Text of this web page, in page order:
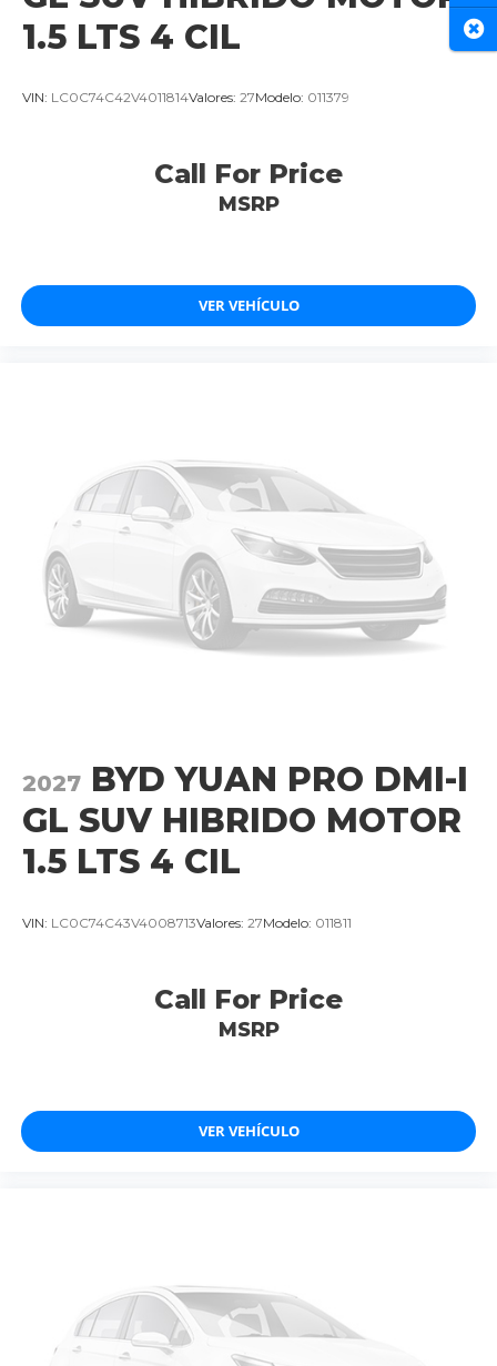
1.5 LTS 4 CIL
VIN: LC0C74C42V4011814Valores: 27Modelo: 011379
Call For Price
MSRP
VER VEHÍCULO
2027 BYD YUAN PRO DMI-I
GL SUV HIBRIDO MOTOR
1.5 LTS 4 CIL
VIN: LC0C74C43V4008713Valores: 27Modelo: 011811
Call For Price
MSRP
VER VEHÍCULO